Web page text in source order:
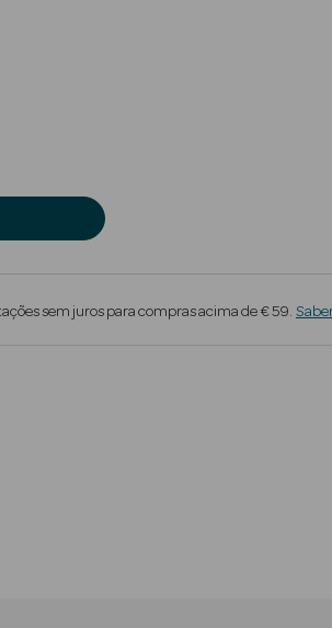
sem juros para compras acima de € 59.